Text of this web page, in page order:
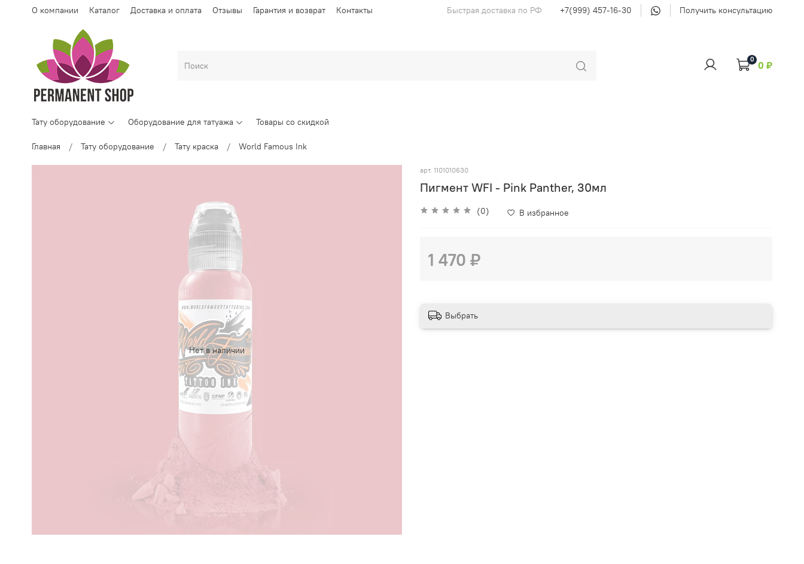
О компании Каталог Доставка и оплата Отзывы Гарантия и возврат Контакты Быстрая доставка по РФ +7(999) 457-16-30 Получить консультацию
0 0 ₽
Тату оборудование Оборудование для татуажа Товары со скидкой
Главная Тату оборудование Тату краска World Famous Ink
Нет в наличии
арт. 1101010630
Пигмент WFI - Pink Panther, 30мл
(0) В избранное
1 470 ₽
Выбрать